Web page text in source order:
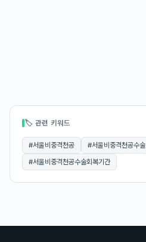
🏷 관련 키워드
#서울비중격천공 #서울비중격천공수술
#서울비중격천공수술회복기간